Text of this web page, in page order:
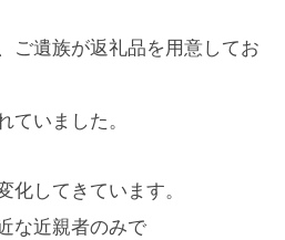
ご遺族が返礼品を用意してお
ていました。
化してきています。
な近親者のみで